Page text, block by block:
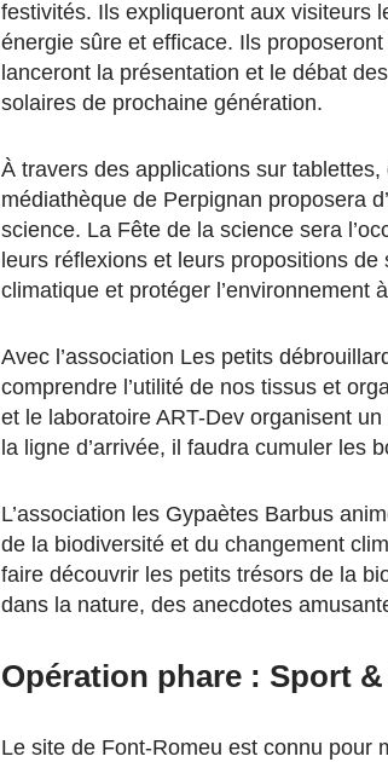
festivités. Ils expliqueront aux visiteurs
énergie sûre et efficace. Ils
lanceront la présentation et le débat
solaires de prochaine génération.
À travers des applications sur
médiathèque de Perpignan proposera
science. La Fête de la science sera
leurs réflexions et leurs propositions
climatique et protéger l’environnement
Avec l’association Les petits
comprendre l’utilité de nos tissus et
et le laboratoire ART-Dev organisent
la ligne d’arrivée, il faudra cumuler les
L’association les Gypaètes Barbus
de la biodiversité et du changement
faire découvrir les petits trésors de la
dans la nature, des anecdotes
Opération phare : Sport
Le site de Font-Romeu est connu pour